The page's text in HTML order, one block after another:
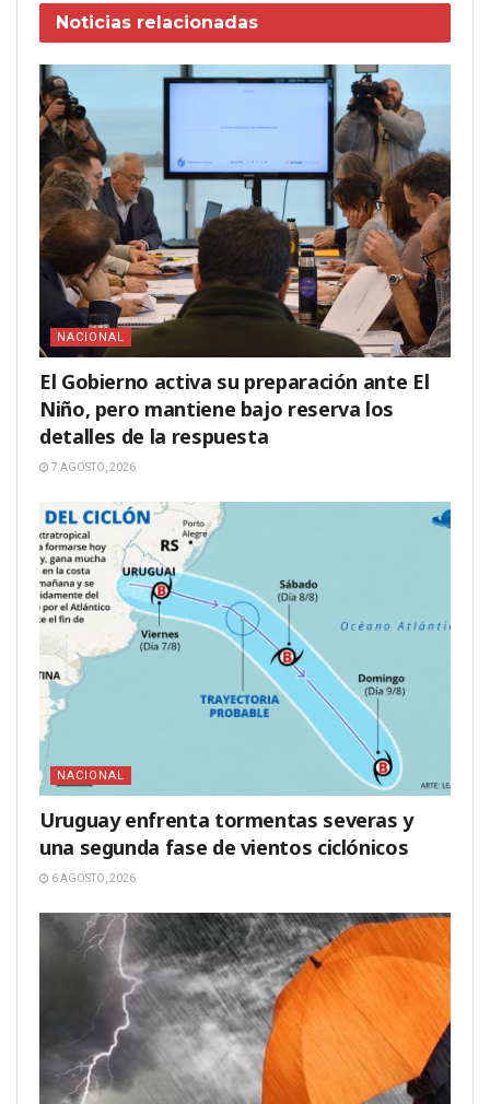
Noticias relacionadas
NACIONAL
El Gobierno activa su preparación ante El
Niño, pero mantiene bajo reserva los
detalles de la respuesta
7 AGOSTO, 2026
NACIONAL
Uruguay enfrenta tormentas severas y
una segunda fase de vientos ciclónicos
6 AGOSTO, 2026